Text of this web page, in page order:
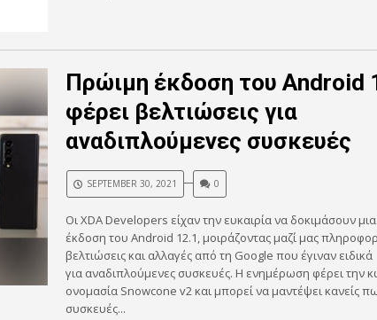
Πρώιμη έκδοση του Android
φέρει βελτιώσεις για
αναδιπλούμενες συσκευές
SEPTEMBER 30, 2021 0
Οι XDA Developers είχαν την ευκαιρία να δοκιμάσουν
έκδοση του Android 12.1, μοιράζοντας μαζί μας
βελτιώσεις και αλλαγές από τη Google που έγιναν ειδικά
για αναδιπλούμενες συσκευές. Η ενημέρωση φέρει την
ονομασία Snowcone v2 και μπορεί να μαντέψει κανείς
συσκευές...